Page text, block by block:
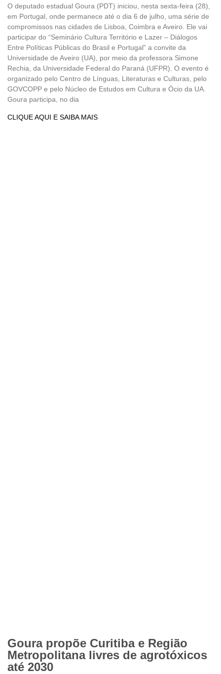
O deputado estadual Goura (PDT) iniciou, nesta sexta-feira (28),
em Portugal, onde permanece até o dia 6 de julho, uma série de
compromissos nas cidades de Lisboa, Coimbra e Aveiro. Ele vai
participar do “Seminário Cultura Território e Lazer – Diálogos
Entre Políticas Públicas do Brasil e Portugal” a convite da
Universidade de Aveiro (UA), por meio da professora Simone
Rechia, da Universidade Federal do Paraná (UFPR). O evento é
organizado pelo Centro de Línguas, Literaturas e Culturas, pelo
GOVCOPP e pelo Núcleo de Estudos em Cultura e Ócio da UA.
Goura participa, no dia
CLIQUE AQUI E SAIBA MAIS
Goura propõe Curitiba e Região
Metropolitana livres de agrotóxicos
até 2030